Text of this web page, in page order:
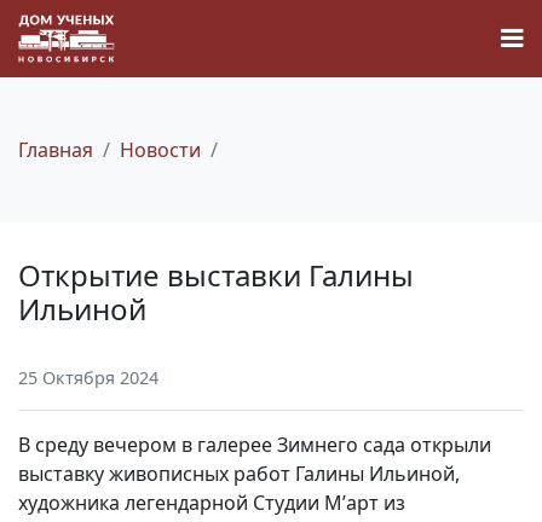
Наука
О Доме учёных
Виртуальный тур
Главная Новости
Открытие выставки Галины
Ильиной
25 Октября 2024
В среду вечером в галерее Зимнего сада открыли
выставку живописных работ Галины Ильиной,
художника легендарной Студии М’арт из